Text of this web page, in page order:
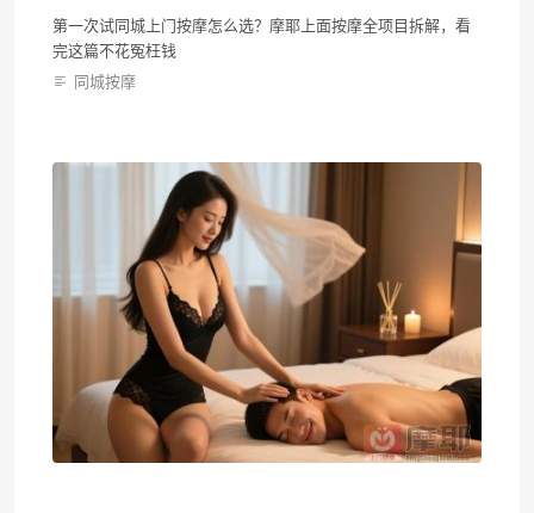
第一次试同城上门按摩怎么选？摩耶上面按摩全项目拆解，看
完这篇不花冤枉钱
同城按摩